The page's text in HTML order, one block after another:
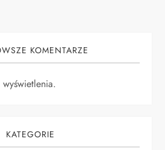
KOMENTARZE
KATEGORIE